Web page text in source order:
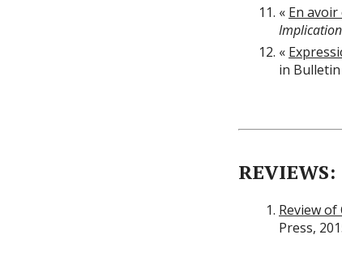
« En
«
in Bulletin
REVIEWS:
Review of
Press,